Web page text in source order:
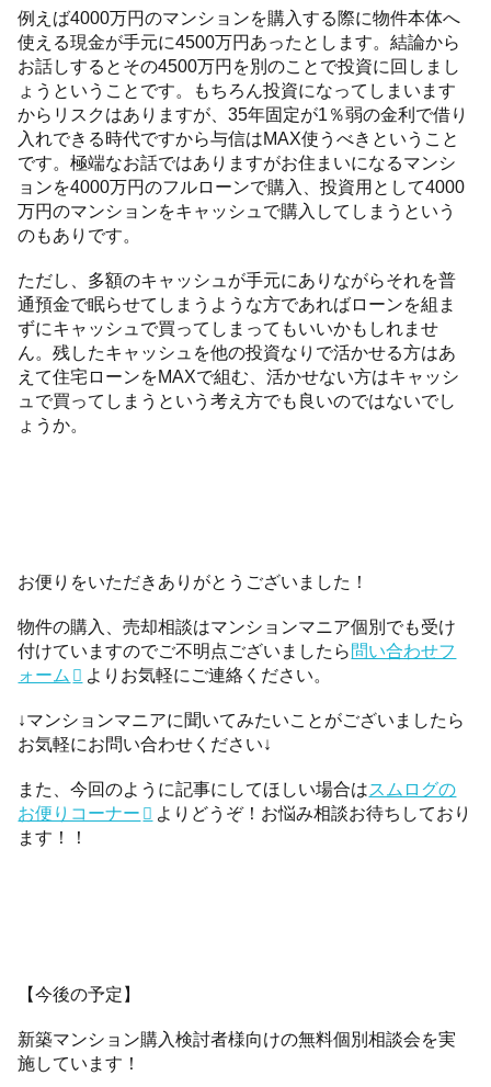
例えば4000万円のマンションを購入する際に物件本体へ
使える現金が手元に4500万円あったとします。結論から
お話しするとその4500万円を別のことで投資に回しまし
ょうということです。もちろん投資になってしまいます
からリスクはありますが、35年固定が1％弱の金利で借り
入れできる時代ですから与信はMAX使うべきということ
です。極端なお話ではありますがお住まいになるマンシ
ョンを4000万円のフルローンで購入、投資用として4000
万円のマンションをキャッシュで購入してしまうという
のもありです。
ただし、多額のキャッシュが手元にありながらそれを普
通預金で眠らせてしまうような方であればローンを組ま
ずにキャッシュで買ってしまってもいいかもしれませ
ん。残したキャッシュを他の投資なりで活かせる方はあ
えて住宅ローンをMAXで組む、活かせない方はキャッシ
ュで買ってしまうという考え方でも良いのではないでし
ょうか。
お便りをいただきありがとうございました！
物件の購入、売却相談はマンションマニア個別でも受け
付けていますのでご不明点ございましたら問い合わせフ
ォーム
よりお気軽にご連絡ください。
↓マンションマニアに聞いてみたいことがございましたら
お気軽にお問い合わせください↓
また、今回のように記事にしてほしい場合はスムログの
お便りコーナー
よりどうぞ！お悩み相談お待ちしており
ます！！
【今後の予定】
新築マンション購入検討者様向けの無料個別相談会を実
施しています！